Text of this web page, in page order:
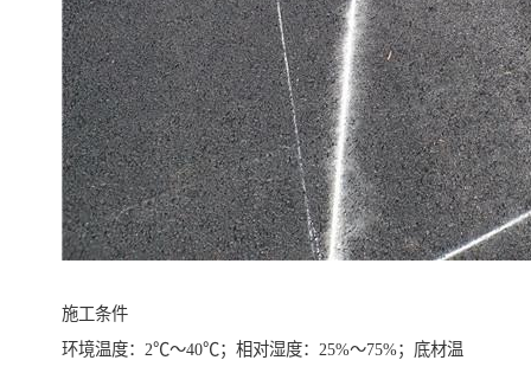
施工条件
环境温度：2℃～40℃；相对湿度：25%～75%；底材温